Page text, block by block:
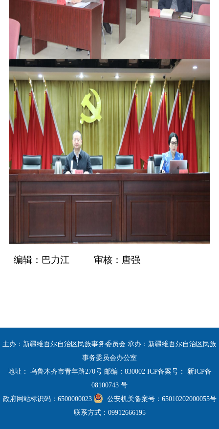
编辑：巴力江 审核：唐强
主办：新疆维吾尔自治区民族事务委员会 承办：新疆维吾尔自治区民族
事务委员会办公室
地址： 乌鲁木齐市青年路270号 邮编：830002 ICP备案号： 新ICP备
08100743 号
政府网站标识码：6500000023
公安机关备案号：65010202000055号
联系方式：09912666195